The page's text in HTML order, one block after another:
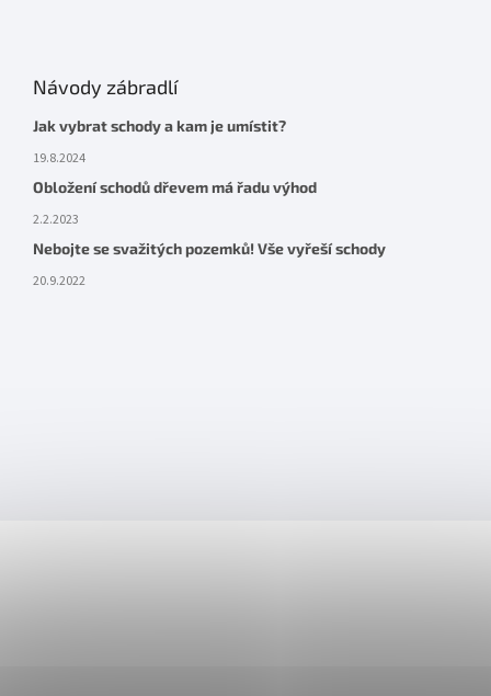
Návody zábradlí
Jak vybrat schody a kam je umístit?
19.8.2024
Obložení schodů dřevem má řadu výhod
2.2.2023
Nebojte se svažitých pozemků! Vše vyřeší schody
20.9.2022